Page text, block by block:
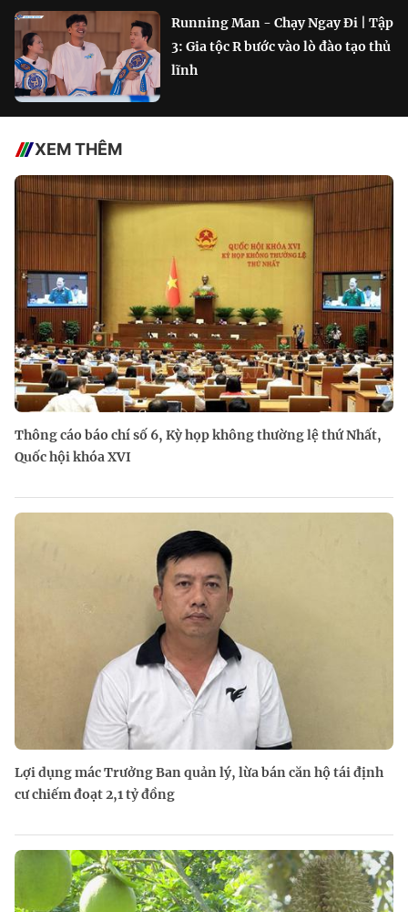
Running Man - Chạy Ngay Đi | Tập
3: Gia tộc R bước vào lò đào tạo thủ
lĩnh
XEM THÊM
Thông cáo báo chí số 6, Kỳ họp không thường lệ thứ Nhất,
Quốc hội khóa XVI
Lợi dụng mác Trưởng Ban quản lý, lừa bán căn hộ tái định
cư chiếm đoạt 2,1 tỷ đồng